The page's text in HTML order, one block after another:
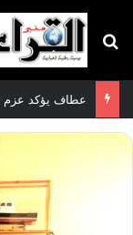
بحث عن